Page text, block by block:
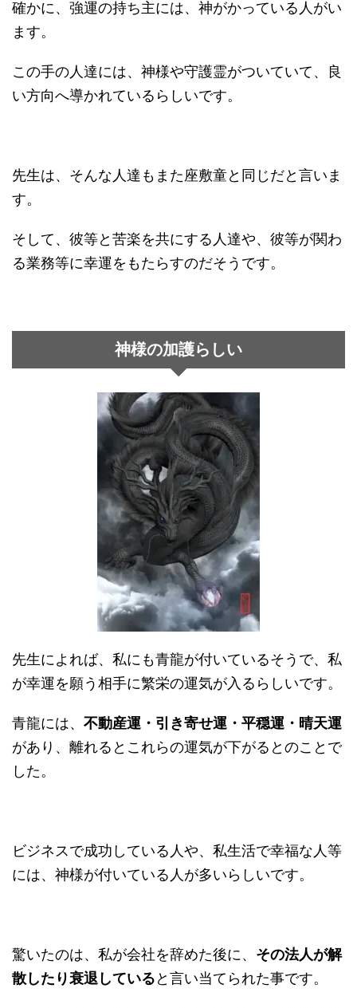
確かに、強運の持ち主には、神がかっている人がい
ます。
この手の人達には、神様や守護霊がついていて、良
い方向へ導かれているらしいです。
先生は、そんな人達もまた座敷童と同じだと言いま
す。
そして、彼等と苦楽を共にする人達や、彼等が関わ
る業務等に幸運をもたらすのだそうです。
神様の加護らしい
先生によれば、私にも青龍が付いているそうで、私
が幸運を願う相手に繁栄の運気が入るらしいです。
青龍には、 不動産運・引き寄せ運・平穏運・晴天運
があり、離れるとこれらの運気が下がるとのことで
した。
ビジネスで成功している人や、私生活で幸福な人等
には、神様が付いている人が多いらしいです。
驚いたのは、私が会社を辞めた後に、 その法人が解
散したり衰退していると言い当てられた事です。